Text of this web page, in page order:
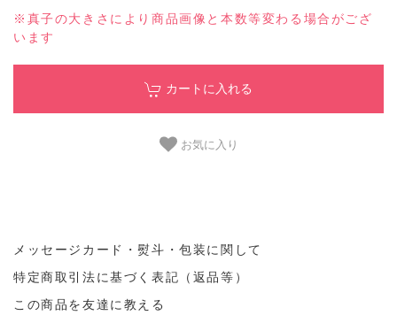
※真子の大きさにより商品画像と本数等変わる場合がござ
います
カートに入れる
お気に入り
メッセージカード・熨斗・包装に関して
特定商取引法に基づく表記（返品等）
この商品を友達に教える